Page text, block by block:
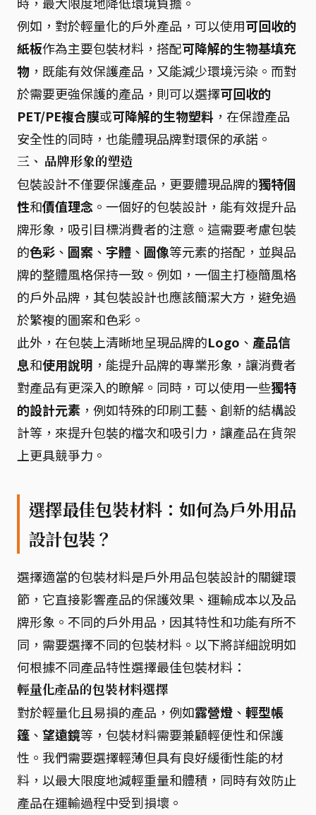
例如，對於輕量化的戶外產品，可以使用可回收的
紙板作為主要包裝材料，搭配可降解的生物基填充
物 ，既能有效保護產品，又能減少環境污染。而對
於需要更強保護的產品，則可以選擇可回收的
PET/PE複合膜或可降解的生物塑料 ，在保證產品
安全性的同時，也能體現品牌對環保的承諾。
三、 品牌形象的塑造
包裝設計不僅要保護產品，更要體現品牌的獨特個
性和價值理念 。一個好的包裝設計，能有效提升品
牌形象，吸引目標消費者的注意。這需要考慮包裝
的色彩 、 圖案 、 字體 、 圖像等元素的搭配，並與品
牌的整體風格保持一致。例如，一個主打極簡風格
的戶外品牌，其包裝設計也應該簡潔大方，避免過
於繁複的圖案和色彩。
此外，在包裝上清晰地呈現品牌的Logo 、 產品信
息和使用說明 ，能提升品牌的專業形象，讓消費者
對產品有更深入的瞭解。同時，可以使用一些獨特
的設計元素 ，例如特殊的印刷工藝、創新的結構設
計等，來提升包裝的檔次和吸引力，讓產品在貨架
上更具競爭力。
選擇最佳包裝材料：如何為戶外用品
設計包裝？
選擇適當的包裝材料是戶外用品包裝設計的關鍵環
節，它直接影響產品的保護效果、運輸成本以及品
牌形象。不同的戶外用品，因其特性和功能有所不
同，需要選擇不同的包裝材料。以下將詳細說明如
何根據不同產品特性選擇最佳包裝材料：
輕量化產品的包裝材料選擇
對於輕量化且易損的產品，例如露營燈 、 輕型帳
篷 、 望遠鏡等，包裝材料需要兼顧輕便性和保護
性。我們需要選擇輕薄但具有良好緩衝性能的材
料，以最大限度地減輕重量和體積，同時有效防止
產品在運輸過程中受到損壞。